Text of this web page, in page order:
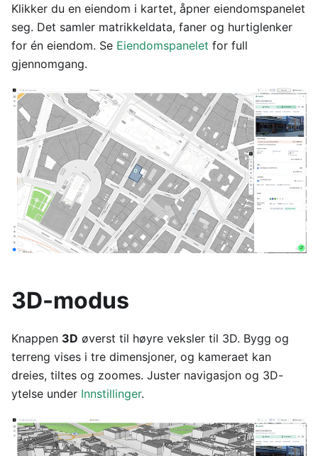
Klikker du en eiendom i kartet, åpner eiendomspanelet
seg. Det samler matrikkeldata, faner og hurtiglenker
for én eiendom. Se Eiendomspanelet for full
gjennomgang.
3D-modus
Knappen 3D øverst til høyre veksler til 3D. Bygg og
terreng vises i tre dimensjoner, og kameraet kan
dreies, tiltes og zoomes. Juster navigasjon og 3D-
ytelse under Innstillinger.